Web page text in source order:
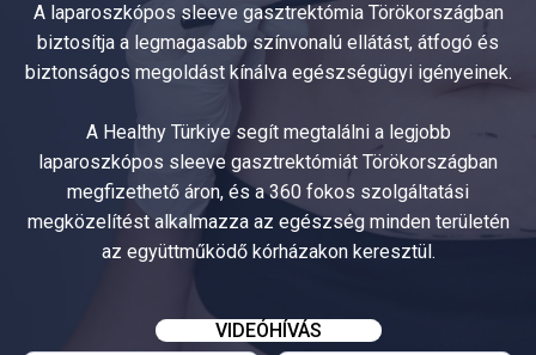
n
A laparoszkópos sleeve gasztrektómia Törökországban
biztosítja a legmagasabb színvonalú ellátást, átfogó és
biztonságos megoldást kínálva egészségügyi igényeinek.
A Healthy Türkiye segít megtalálni a legjobb
laparoszkópos sleeve gasztrektómiát Törökországban
megfizethető áron, és a 360 fokos szolgáltatási
megközelítést alkalmazza az egészség minden területén
az együttműködő kórházakon keresztül.
VIDEÓHÍVÁS